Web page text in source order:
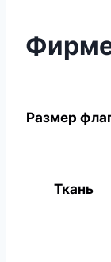
Размер
Ткань